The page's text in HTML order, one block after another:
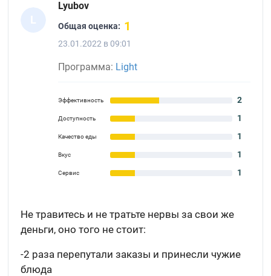
L
Lyubov
Общая оценка: 1
23.01.2022 в 09:01
Программа: Light
Эффективность 2
Доступность 1
Качество еды 1
Вкус 1
Сервис 1
Не травитесь и не тратьте нервы за свои же
деньги, оно того не стоит:
-2 раза перепутали заказы и принесли чужие
блюда